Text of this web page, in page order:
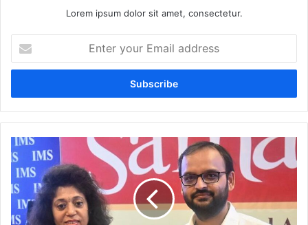
Lorem ipsum dolor sit amet, consectetur.
your
Email